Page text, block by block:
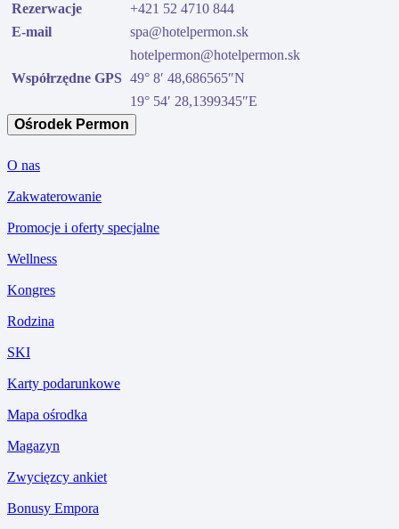
Rezerwacje
+421 52 4710 844
E-mail
spa@hotelpermon.sk
hotelpermon@hotelpermon.sk
Współrzędne GPS 49° 8′ 48,686565″N
19° 54′ 28,1399345″E
Ośrodek Permon
O nas
Zakwaterowanie
Promocje i oferty specjalne
Wellness
Kongres
Rodzina
SKI
Karty podarunkowe
Mapa ośrodka
Magazyn
Zwycięzcy ankiet
Bonusy Empora